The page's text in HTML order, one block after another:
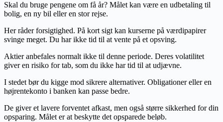
Skal du bruge pengene om få år? Målet kan være en udbetaling til
bolig, en ny bil eller en stor rejse.
Her råder forsigtighed. På kort sigt kan kurserne på værdipapirer
svinge meget. Du har ikke tid til at vente på et opsving.
Aktier anbefales normalt ikke til denne periode. Deres volatilitet
giver en risiko for tab, som du ikke har tid til at udjævne.
I stedet bør du kigge mod sikrere alternativer. Obligationer eller en
højrentekonto i banken kan passe bedre.
De giver et lavere forventet afkast, men også større sikkerhed for din
opsparing. Målet er at beskytte det opsparede beløb.